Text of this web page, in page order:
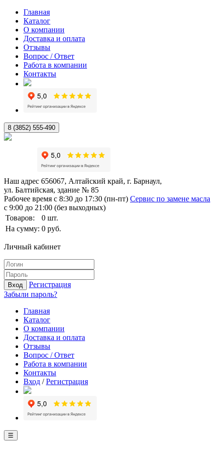
Главная
Каталог
О компании
Доставка и оплата
Отзывы
Вопрос / Ответ
Работа в компании
Контакты
8 (3852) 555-490
Наш адрес 656067, Алтайский край, г. Барнаул,
ул. Балтийская, здание № 85
Рабочее время с 8:30 до 17:30 (пн-пт) Сервис по замене масла
с 9:00 до 21:00 (без выходных)
Товаров:
0 шт.
На сумму: 0 руб.
Личный кабинет
Вход
Регистрация
Забыли пароль?
Главная
Каталог
О компании
Доставка и оплата
Отзывы
Вопрос / Ответ
Работа в компании
Контакты
Вход /Регистрация
☰